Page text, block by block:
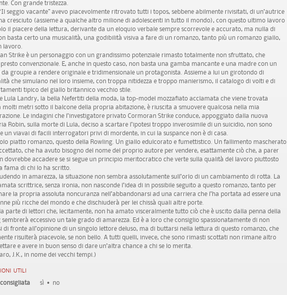
Con grande tristezza.
seggio vacante” avevo piacevolmente ritrovato tutti i topos, sebbene abilmente rivisitati, di un’autrice
cresciuto (assieme a qualche altro milione di adolescenti in tutto il mondo), con questo ultimo lavoro
il piacere della lettura, derivante da un eloquio verbale sempre scorrevole e accurato, ma nulla di
basta certo una musicalità, una godibilità visiva a fare di un romanzo, tanto più un romanzo giallo,
lavoro.
Strike è un personaggio con un grandissimo potenziale rimasto totalmente non sfruttato, che
convenzionale. E, anche in questo caso, non basta una gamba mancante e una madre con un
da groupie a rendere originale e tridimensionale un protagonista. Assieme a lui un girotondo di
che simulano nel loro insieme, con troppa nitidezza e troppo manierismo, il catalogo di volti e di
tipico del giallo britannico vecchio stile.
Lula Landry, la bella Nefertiti della moda, la top-model mozzafiato acclamata che viene trovata
molti metri sotto il balcone della propria abitazione, è riuscita a smuovere qualcosa nella mia
Le indagini che l’investigatore privato Cormoran Strike conduce, appoggiato dalla nuova
Robin, sulla morte di Lula, deciso a scartare l’ipotesi troppo inverosimile di un suicidio, non sono
un viavai di facili interrogatori privi di mordente, in cui la suspance non è di casa.
piatto romanzo, questo della Rowling. Un giallo edulcorato e fumettistico. Un fallimento mascherato
che ha avuto bisogno del nome del proprio autore per vendere, esattamente ciò che, a parer
dovrebbe accadere se si segue un principio meritocratico che verte sulla qualità del lavoro piuttosto
fama di chi lo ha scritto.
in amarezza, la situazione non sembra assolutamente sull’orlo di un cambiamento di rotta. La
scrittrice, senza ironia, non nasconde l’idea di in possibile seguito a questo romanzo, tanto per
la propria assoluta noncuranza nell’abbandonarsi ad una carriera che l’ha portata ad essere una
più ricche del mondo e che dischiuderà per lei chissà quali altre porte.
parte di lettori che, lecitamente, non ha amato visceralmente tutto ciò che è uscito dalla penna della
sembrerà eccessivo un tale grado di amarezza. Ed è a loro che consiglio spassionatamente di non
di fronte all’opinione di un singolo lettore deluso, ma di buttarsi nella lettura di questo romanzo, che
risulterà piacevole, se non bello. A tutti quelli, invece, che sono rimasti scottati non rimane altro
e avere in buon senso di dare un’altra chance a chi se lo merita.
J.K., in nome dei vecchi tempi.)
UTILI
sì no